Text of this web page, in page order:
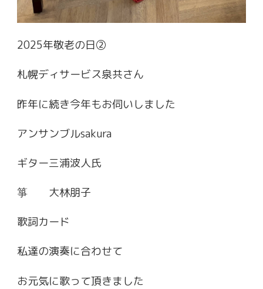
2025年敬老の日②
札幌ディサービス泉共さん
昨年に続き今年もお伺いしました
アンサンブルsakura
ギター三浦波人氏
箏 大林朋子
歌詞カード
私達の演奏に合わせて
お元気に歌って頂きました